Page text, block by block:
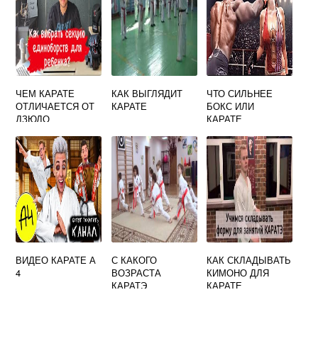
ЧЕМ КАРАТЕ
ОТЛИЧАЕТСЯ ОТ
ДЗЮДО
КАК ВЫГЛЯДИТ
КАРАТЕ
ЧТО СИЛЬНЕЕ
БОКС ИЛИ
КАРАТЕ
ВИДЕО КАРАТЕ А
4
С КАКОГО
ВОЗРАСТА
КАРАТЭ
КАК СКЛАДЫВАТЬ
КИМОНО ДЛЯ
КАРАТЕ